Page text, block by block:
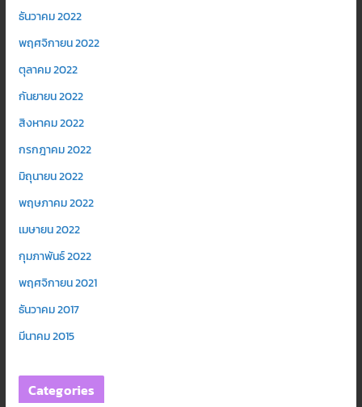
ธันวาคม 2022
พฤศจิกายน 2022
ตุลาคม 2022
กันยายน 2022
สิงหาคม 2022
กรกฎาคม 2022
มิถุนายน 2022
พฤษภาคม 2022
เมษายน 2022
กุมภาพันธ์ 2022
พฤศจิกายน 2021
ธันวาคม 2017
มีนาคม 2015
Categories